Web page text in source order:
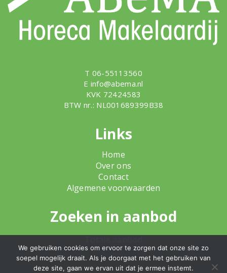
T 06-55113560
E info@abema.nl
KVK 72424583
BTW nr.: NL001689399B38
Links
Home
Over ons
Contact
Algemene voorwaarden
Zoeken in aanbod
We gebruiken cookies om ervoor te zorgen dat onze site zo
soepel mogelijk draait. Als je doorgaat met het gebruiken van
deze site, gaan we ervan uit dat je ermee instemt.